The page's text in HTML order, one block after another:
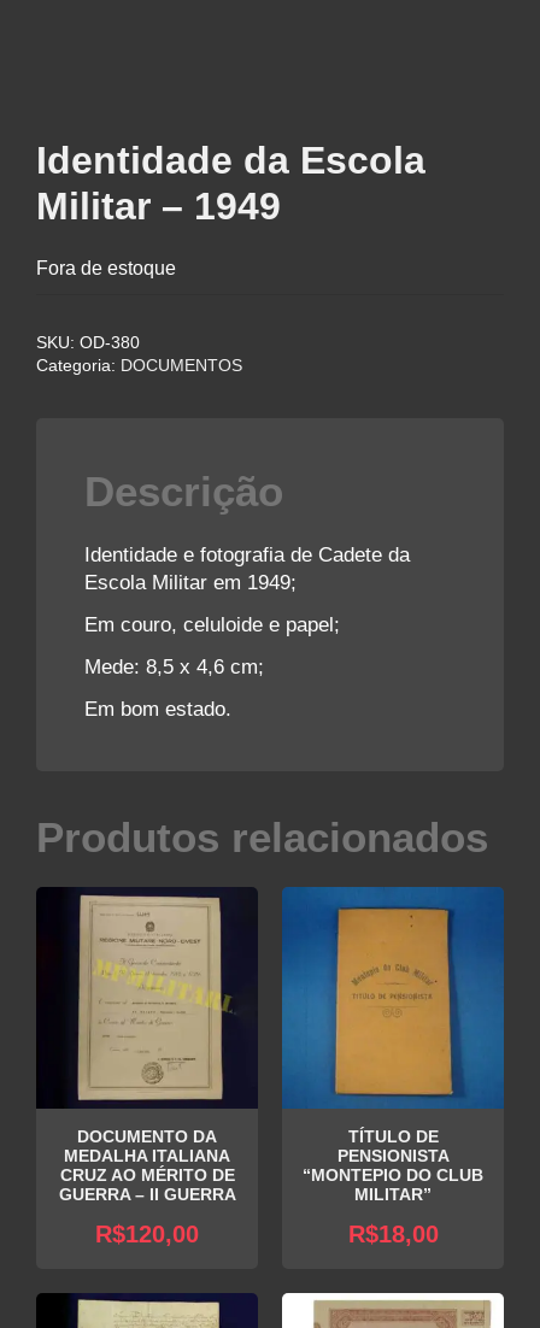
Identidade da Escola
Militar – 1949
Fora de estoque
SKU: OD-380
Categoria: DOCUMENTOS
Descrição
Identidade e fotografia de Cadete da
Escola Militar em 1949;
Em couro, celuloide e papel;
Mede: 8,5 x 4,6 cm;
Em bom estado.
Produtos relacionados
DOCUMENTO DA
MEDALHA ITALIANA
CRUZ AO MÉRITO DE
GUERRA – II GUERRA
R$120,00
TÍTULO DE
PENSIONISTA
“MONTEPIO DO CLUB
MILITAR”
R$18,00